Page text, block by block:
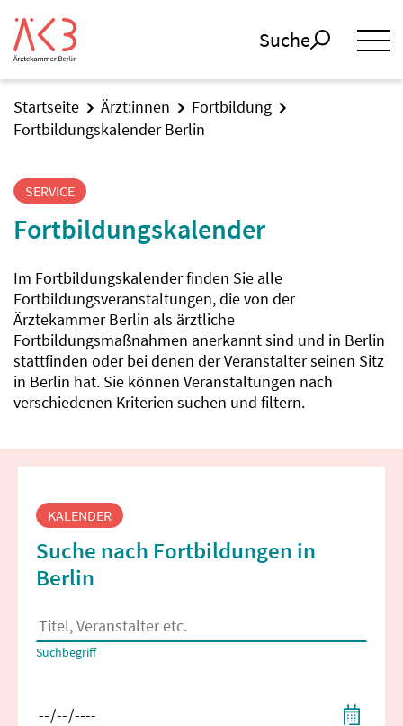
Suche
Startseite Ärzt:innen
Fortbildung
Fortbildungskalender Berlin
SERVICE
Fortbildungskalender
Im Fortbildungskalender finden Sie alle
Fortbildungsveranstaltungen, die von der
Ärztekammer Berlin als ärztliche
Fortbildungsmaßnahmen anerkannt sind und in Berlin
stattfinden oder bei denen der Veranstalter seinen Sitz
in Berlin hat. Sie können Veranstaltungen nach
verschiedenen Kriterien suchen und filtern.
Fortbildungssuche
KALENDER
Suche nach Fortbildungen in
Berlin
Es erscheinen Suchvorschläge, wenn mindestens 2 Zeichen
Suchbegriff